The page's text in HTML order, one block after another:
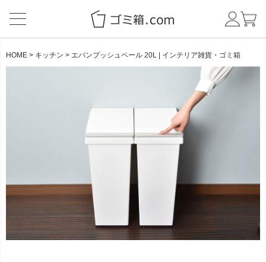
HOME キッチン エバンプッシュペール 20L | インテリア雑貨・ゴミ箱